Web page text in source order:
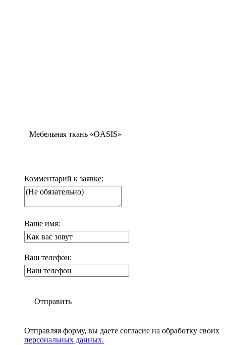
Мебельная ткань «OASIS»
Комментарий к заявке:
Ваше имя:
Ваш телефон:
Отправить
Отправляя форму, вы даете согласие на обработку своих
персональных данных.